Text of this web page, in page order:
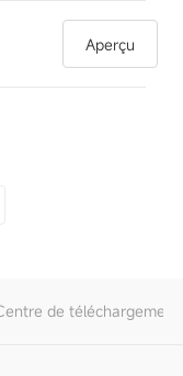
Aperçu
de téléchargement